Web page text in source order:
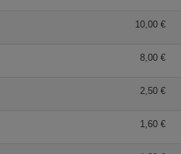
10,00
8,00
2,50
1,60